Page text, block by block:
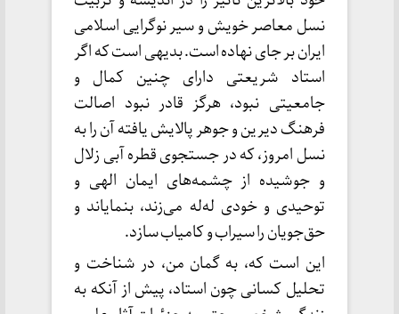
نسل معاصر خویش و سیر نوگرایی اسلامی
ایران بر جای نهاده است. بدیهی است که اگر
استاد شریعتی دارای چنین کمال و
جامعیتی نبود، هرگز قادر نبود اصالت
فرهنگ دیرین و جوهر پالایش یافته آن را به
نسل امروز، که در جستجوی قطره آبی زلال
و جوشیده از چشمه‌های ایمان الهی و
توحیدی و خودی له‌له می‌زند، بنمایاند و
حق‌جویان را سیراب و کامیاب سازد.
این است که، به گمان من، در شناخت و
تحلیل کسانی چون استاد، پیش از آنکه به